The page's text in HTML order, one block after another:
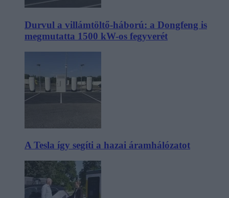
Durvul a villámtöltő-háború: a Dongfeng is
megmutatta 1500 kW-os fegyverét
A Tesla így segíti a hazai áramhálózatot